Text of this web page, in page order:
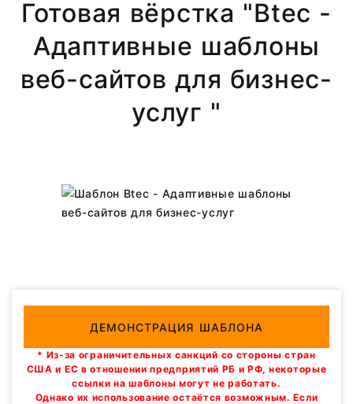
Готовая вёрстка "Btec -
Адаптивные шаблоны
веб-сайтов для бизнес-
услуг "
ДЕМОНСТРАЦИЯ ШАБЛОНА
* Из-за ограничительных санкций со стороны стран
США и ЕС в отношении предприятий РБ и РФ, некоторые
ссылки на шаблоны могут не работать.
Однако их использование остаётся возможным. Если